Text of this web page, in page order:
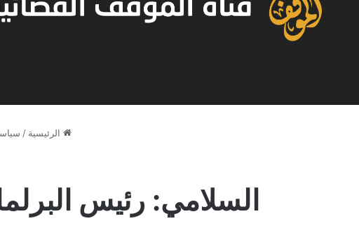
الرئيسية /
السلامي: رئيس